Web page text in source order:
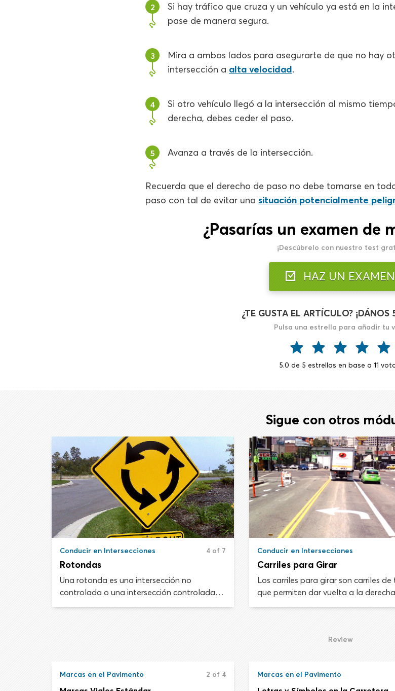
2
Si hay tráfico que cruza y un vehículo ya está en la
pase de manera segura.
3
Mira a ambos lados para asegurarte de que no hay
intersección a alta velocidad.
4
Si otro vehículo llegó a la intersección al mismo
derecha, debes ceder el paso.
5 Avanza a través de la intersección.
Recuerda que el derecho de paso no debe tomarse en
paso con tal de evitar una situación potencialmente
¿Pasarías un examen de
¡Descúbrelo con nuestro test
HAZ UN EXAMEN
¿TE GUSTA EL ARTÍCULO? ¡DÁNOS
Pulsa una estrella para añadir tu
5.0 de 5 estrellas en base a 11
Sigue con otros
Conducir en Intersecciones 4 of 7
Rotondas
Una rotonda es una intersección no
controlada o una intersección controlada
por señales de tránsito donde el tráfico se
Conducir en Intersecciones
Carriles para Girar
Los carriles para girar son carriles
que permiten dar vuelta a la
izquierda en una intersección o
marcas en el pavimento que te
Review
Marcas en el Pavimento 2 of 4 Marcas en el Pavimento